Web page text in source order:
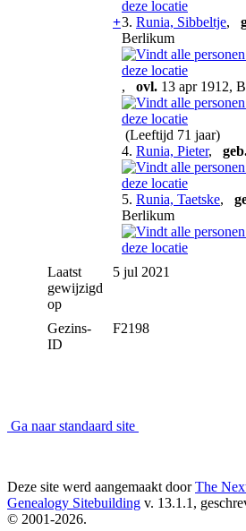
+3. Runia, Sibbeltje,
Berlikum
, ovl. 13 apr 1912,
(Leeftijd 71 jaar)
4. Runia, Pieter,
5. Runia, Taetske,
Berlikum
Laatst
gewijzigd
op
5 jul 2021
Gezins-
ID
F2198
Ga naar standaard site
Deze site werd aangemaakt doorThe
Genealogy Sitebuilding v. 13.1.1,
© 2001-2026.